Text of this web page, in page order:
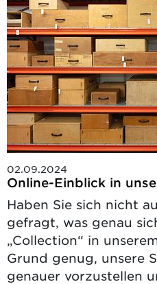
02.09.2024
Online-Einblick in
Haben Sie sich nicht
gefragt, was genau
„Collection“ in
Grund genug, unsere
genauer vorzustellen